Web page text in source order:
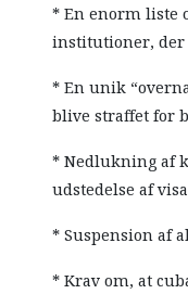
* En enorm liste
institutioner,
* En unik
blive straffet for
* Nedlukning af
udstedelse af
* Suspension af
* Krav om, at